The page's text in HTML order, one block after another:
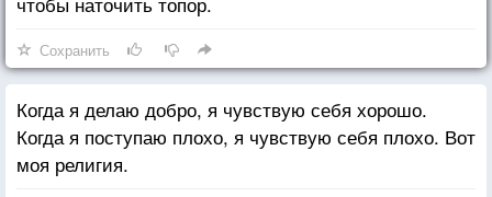
Сохранить
Когда я делаю добро, я чувствую себя хорошо.
Когда я поступаю плохо, я чувствую себя плохо. Вот
моя религия.